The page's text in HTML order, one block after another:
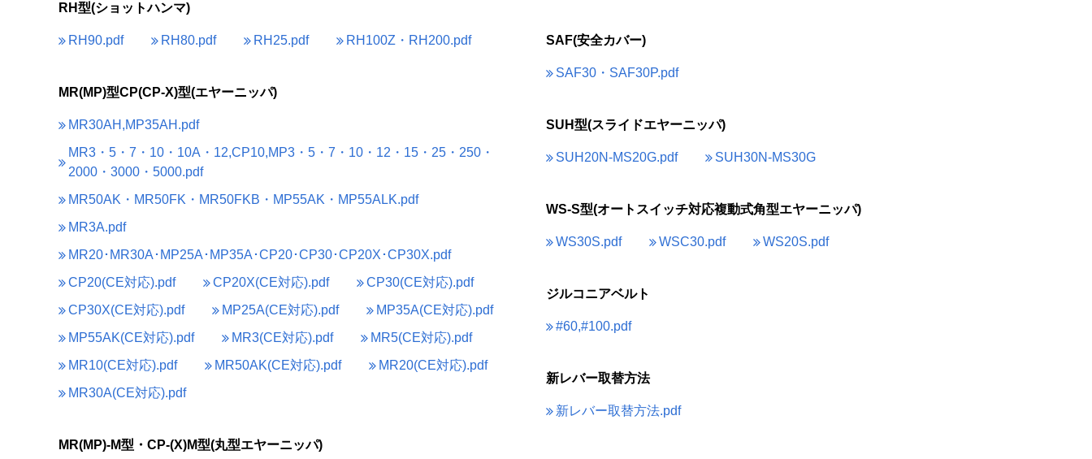
RH型(ショットハンマ)
RH90.pdf RH80.pdf RH25.pdf RH100Z・RH200.pdf
MR(MP)型CP(CP-X)型(エヤーニッパ)
MR30AH,MP35AH.pdf
MR3・5・7・10・10A・12,CP10,MP3・5・7・10・12・15・25・250・
2000・3000・5000.pdf
MR50AK・MR50FK・MR50FKB・MP55AK・MP55ALK.pdf
MR3A.pdf
MR20･MR30A･MP25A･MP35A･CP20･CP30･CP20X･CP30X.pdf
CP20(CE対応).pdf
CP20X(CE対応).pdf
CP30(CE対応).pdf
CP30X(CE対応).pdf
MP25A(CE対応).pdf
MP35A(CE対応).pdf
MP55AK(CE対応).pdf
MR3(CE対応).pdf
MR5(CE対応).pdf
MR10(CE対応).pdf
MR50AK(CE対応).pdf
MR20(CE対応).pdf
MR30A(CE対応).pdf
MR(MP)-M型・CP-(X)M型(丸型エヤーニッパ)
SAF(安全カバー)
SAF30・SAF30P.pdf
SUH型(スライドエヤーニッパ)
SUH20N-MS20G.pdf SUH30N-MS30G
WS-S型(オートスイッチ対応複動式角型エヤーニッパ)
WS30S.pdf WSC30.pdf WS20S.pdf
ジルコニアベルト
#60,#100.pdf
新レバー取替方法
新レバー取替方法️.pdf